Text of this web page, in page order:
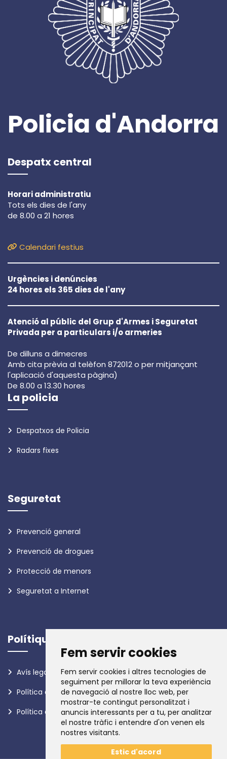
Fem servir cookies
Fem servir cookies i altres tecnologies de
seguiment per millorar la teva experiència
de navegació al nostre lloc web, per
mostrar-te contingut personalitzat i
anuncis interessants per a tu, per analitzar
el nostre tràfic i entendre d'on venen els
nostres visitants.
Estic d'acord
Policia d'Andorra
Despatx central
Horari administratiu
Tots els dies de l'any
de 8.00 a 21 hores
Calendari festius
Urgències i denúncies
24 hores els 365 dies de l'any
Atenció al públic del Grup d'Armes i Seguretat
Privada per a particulars i/o armeries
De dilluns a dimecres
Amb cita prèvia al telèfon 872012 o per mitjançant
l'aplicació d'aquesta pàgina)
De 8.00 a 13.30 hores
La policia
Despatxos de Policia
Radars fixes
Seguretat
Prevenció general
Prevenció de drogues
Protecció de menors
Seguretat a Internet
Polítiques
Avís legal
Política de privadesa
Política de galetes